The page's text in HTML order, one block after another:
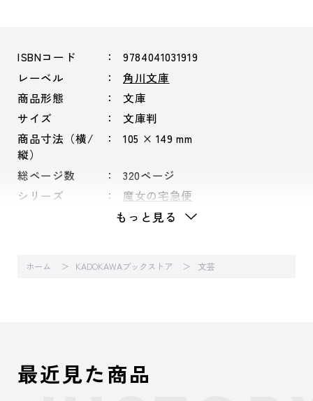
ISBNコード
9784041031919
レーベル
角川文庫
商品形態
文庫
サイズ
文庫判
商品寸法（横/
縦）
105 × 149 mm
総ページ数
320ページ
シリーズ
魔女の宅急便
もっと見る
ホーム KADOKAWAブックストア 文芸
最近見た商品